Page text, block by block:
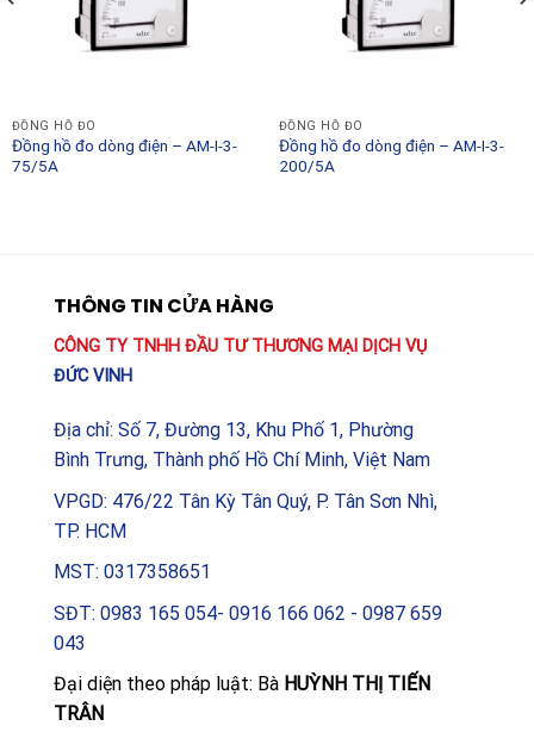
ĐỒNG HỒ ĐO
Đồng hồ đo dòng điện – AM-I-3-
75/5A
ĐỒNG HỒ ĐO
Đồng hồ đo dòng điện – AM-I-3-
200/5A
THÔNG TIN CỬA HÀNG
CÔNG TY TNHH ĐẦU TƯ THƯƠNG MẠI DỊCH VỤ
ĐỨC VINH
Địa chỉ: Số 7, Đường 13, Khu Phố 1, Phường
Bình Trưng, Thành phố Hồ Chí Minh, Việt Nam
VPGD: 476/22 Tân Kỳ Tân Quý, P. Tân Sơn Nhì,
TP. HCM
MST: 0317358651
SĐT: 0983 165 054- 0916 166 062 - 0987 659
043
Đại diện theo pháp luật: Bà HUỲNH THỊ TIẾN
TRÂN